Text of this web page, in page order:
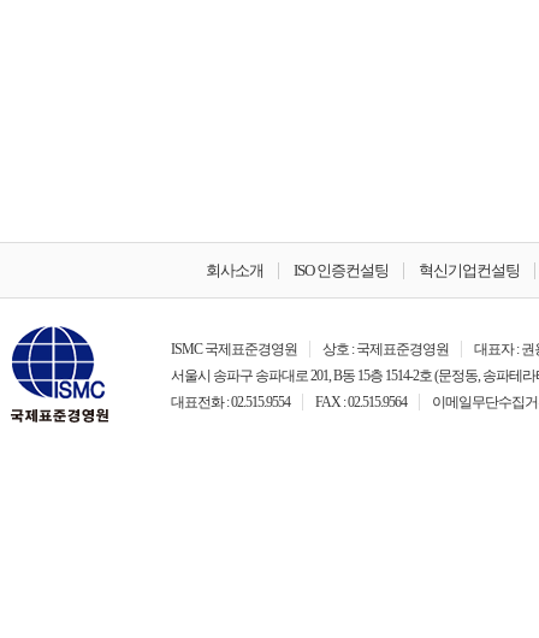
회사소개 ISO 인증컨설팅 혁신기업컨설팅
ISMC 국제표준경영원 상호 : 국제표준경영원
대표자 : 권
서울시 송파구 송파대로 201, B동 15층 1514-2호 (문정동, 송파테라
대표전화 : 02.515.9554
FAX : 02.515.9564 이메일무단수집